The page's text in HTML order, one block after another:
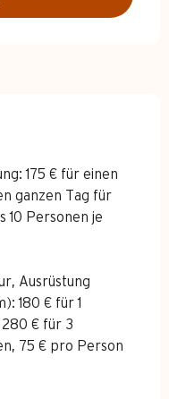
175 € für einen
ganzen Tag für
10 Personen je
Ausrüstung
180 € für 1
€ für 3
75 € pro Person